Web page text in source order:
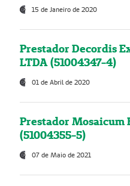
15 de Janeiro de 2020
Prestador Decordis
LTDA (51004347-4)
01 de Abril de 2020
Prestador Mosaicum
(51004355-5)
07 de Maio de 2021